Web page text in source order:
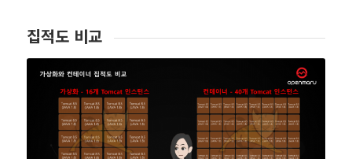
집적도 비교